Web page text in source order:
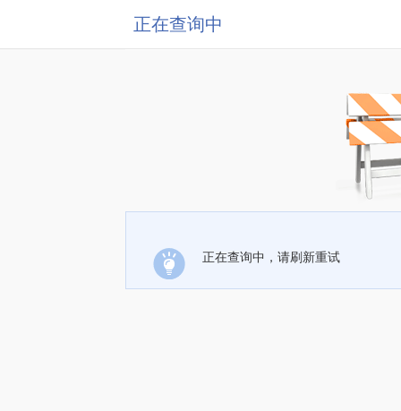
正在查询中
正在查询中，请刷新重试